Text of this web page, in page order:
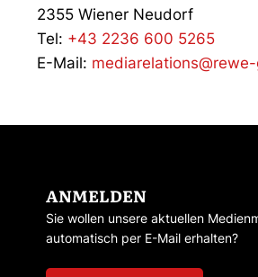
2355 Wiener Neudorf
Tel: +43 2236 600 5265
E-Mail:
ANMELDEN
Sie wollen unsere aktuellen
automatisch per E-Mail erhalten?